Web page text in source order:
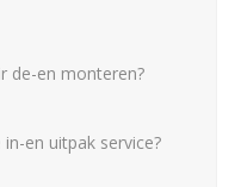
de-en monteren?
en uitpak service?